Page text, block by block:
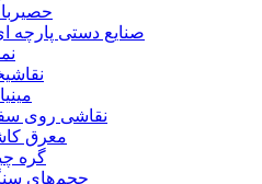
صنایع دستی پارچه
نقاشی روی
معرق
گره
حجم‌های